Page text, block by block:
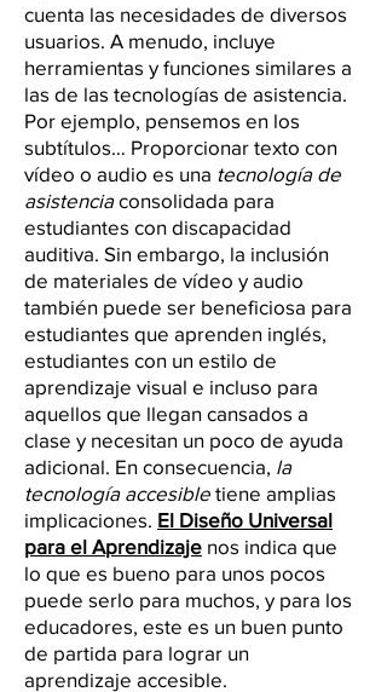
cuenta las necesidades de diversos
usuarios. A menudo, incluye
herramientas y funciones similares a
las de las tecnologías de asistencia.
Por ejemplo, pensemos en los
subtítulos… Proporcionar texto con
vídeo o audio es una tecnología de
asistenciaconsolidada para
estudiantes con discapacidad
auditiva. Sin embargo, la inclusión
de materiales de vídeo y audio
también puede ser beneficiosa para
estudiantes que aprenden inglés,
estudiantes con un estilo de
aprendizaje visual e incluso para
aquellos que llegan cansados a
clase y necesitan un poco de ayuda
adicional. En consecuencia, la
tecnología accesible tiene amplias
implicaciones. El Diseño Universal
para el Aprendizaje nos indica que
lo que es bueno para unos pocos
puede serlo para muchos, y para los
educadores, este es un buen punto
de partida para lograr un
aprendizaje accesible.